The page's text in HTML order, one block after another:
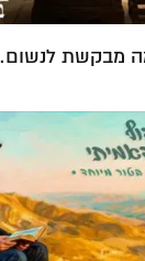
מבקשת לנשום..